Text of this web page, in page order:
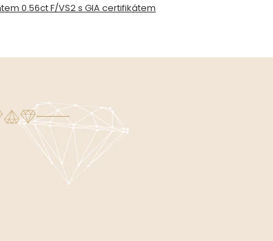
0.56ct F/VS2 s GIA certifikátem